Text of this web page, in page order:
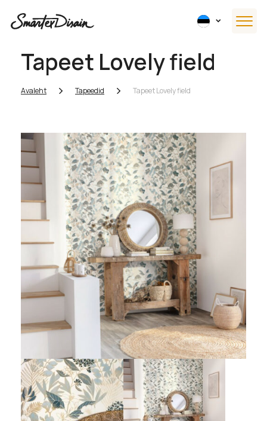
Tapeet Lovely field
Avaleht Tapeedid Tapeet Lovely field